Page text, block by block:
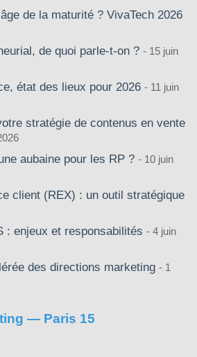
de la maturité ? VivaTech 2026
de quoi parle-t-on ?
15 juin
état des lieux pour 2026
11 juin
stratégie de contenus en vente
aubaine pour les RP ?
10 juin
client (REX) : un outil stratégique
: enjeux et responsabilités
4 juin
des directions marketing
1
— Paris 15